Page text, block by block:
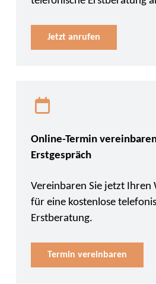
Jetzt anrufen
Online-Termin
Erstgespräch
Vereinbaren Sie jetzt Ihren
für eine kostenlose
Erstberatung.
Termin vereinbaren